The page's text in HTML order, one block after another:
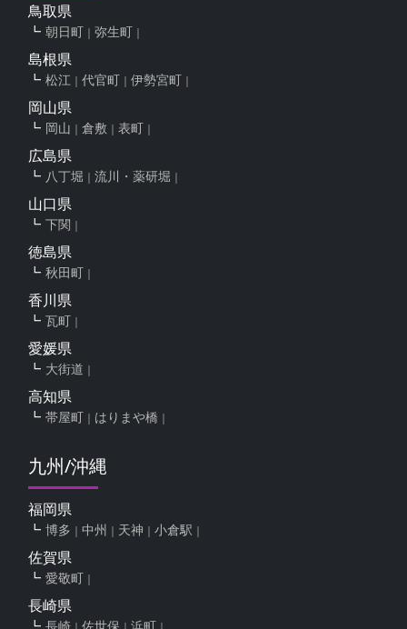
鳥取県
朝日町 弥生町
島根県
松江 代官町 伊勢宮町
岡山県
岡山 倉敷 表町
広島県
八丁堀 流川・薬研堀
山口県
下関
徳島県
秋田町
香川県
瓦町
愛媛県
大街道
高知県
帯屋町 はりまや橋
九州/沖縄
福岡県
博多 中州 天神 小倉駅
佐賀県
愛敬町
長崎県